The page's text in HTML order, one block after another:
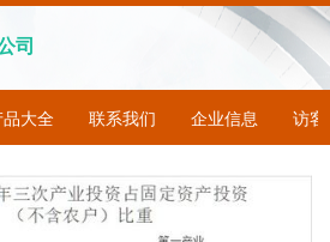
司
品大全 联系我们 企业信息 访客